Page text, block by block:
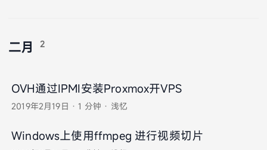
二月 2
OVH通过IPMI安装Proxmox开VPS
2019年2月19日 ·1 分钟 · 浅忆
Windows上使用ffmpeg 进行视频切片